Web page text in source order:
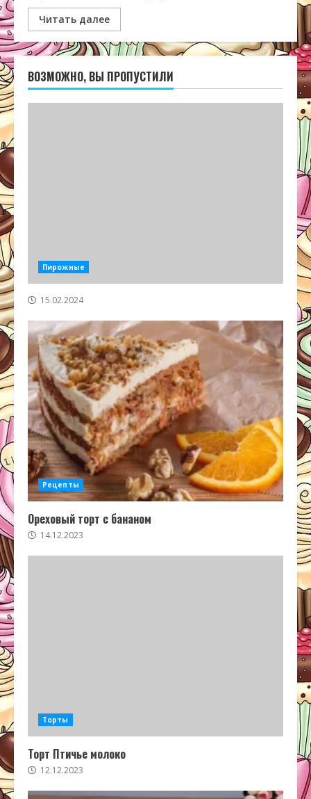
Читать далее
ВОЗМОЖНО, ВЫ ПРОПУСТИЛИ
Пирожные
15.02.2024
Рецепты
Ореховый торт с бананом
14.12.2023
Торты
Торт Птичье молоко
12.12.2023